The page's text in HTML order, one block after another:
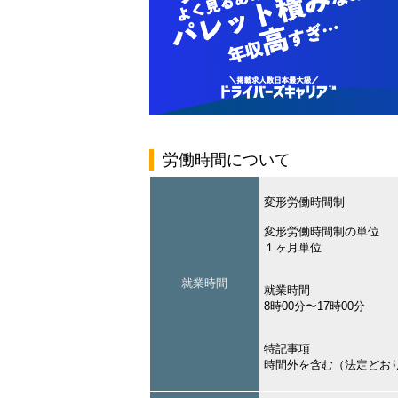
労働時間について
就業時間
変形労働時間制
変形労働時間制の単位
１ヶ月単位
就業時間
8時00分〜17時00分
特記事項
時間外を含む（法定どお